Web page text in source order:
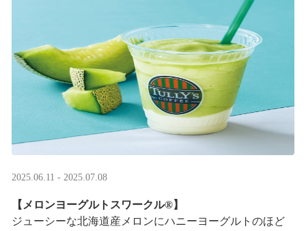
2025.06.11 - 2025.07.08
【メロンヨーグルトスワークル®】
ジューシーな北海道産メロンにハニーヨーグルトのほど